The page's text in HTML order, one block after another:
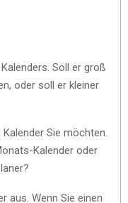
Soll er groß
oder soll er kleiner
Sie möchten.
Kalender oder
aus. Wenn Sie einen